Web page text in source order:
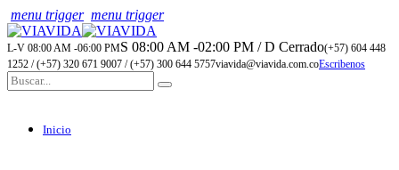
menu trigger menu trigger
L-V 08:00 AM -06:00 PMS 08:00 AM -02:00 PM / D Cerrado(+57) 604 448
1252 / (+57) 320 671 9007 / (+57) 300 644 5757viavida@viavida.com.coEscribenos
Inicio